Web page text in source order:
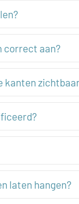
correct aan?
kanten
laten hangen?